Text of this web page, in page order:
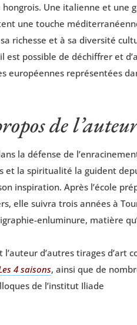
hon­grois. Une ita­lienne et une
une touche
richesse et à sa diver­si­té
est pos­sible de déchif­frer et
euro­péennes repré­sen­tées
de
la défense de
et la spi­ri­tua­li­té la guident
ins­pi­ra­tion. Après l’école
elle sui­vra trois années à
enlu­mi­nure, matière
l’auteur d’autres tirages d’art
4 sai­sons, ain­si que de
de l’institut Iliade